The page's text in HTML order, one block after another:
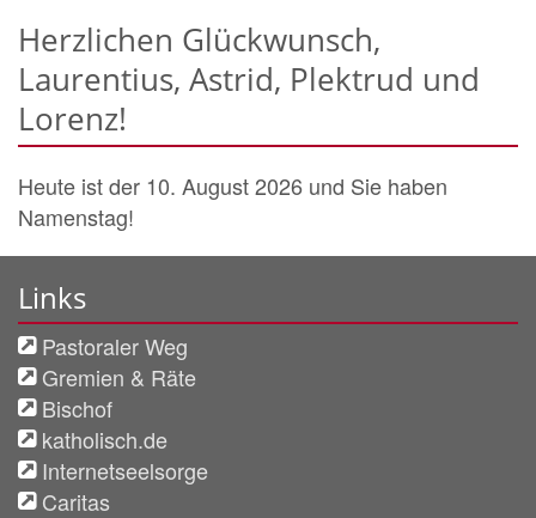
Herzlichen Glückwunsch,
Laurentius, Astrid, Plektrud und
Lorenz!
Heute ist der 10. August 2026 und Sie haben
Namenstag!
Links
Pastoraler Weg
Gremien & Räte
Bischof
katholisch.de
Internetseelsorge
Caritas